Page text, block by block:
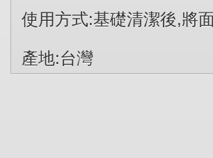
使用方式:基礎清潔後,將
產地:台灣